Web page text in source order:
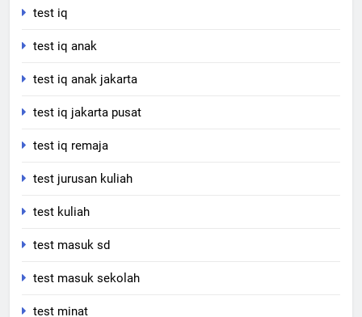
test iq
test iq anak
test iq anak jakarta
test iq jakarta pusat
test iq remaja
test jurusan kuliah
test kuliah
test masuk sd
test masuk sekolah
test minat